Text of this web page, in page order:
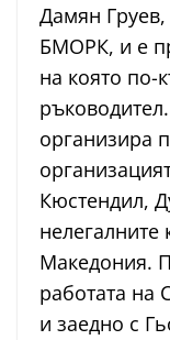
Дамян Груев,
БМОРК, и е
на която по-
организира
Кюстендил,
Македония.
работата на
и заедно с